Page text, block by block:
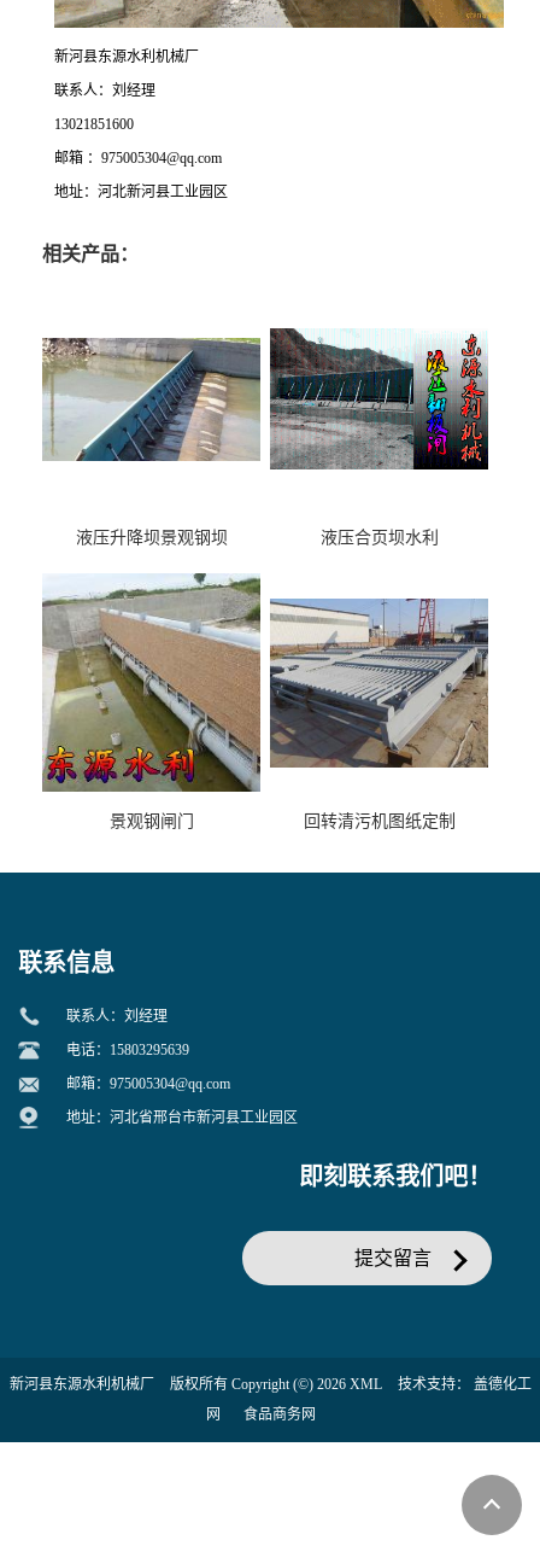
新河县东源水利机械厂
联系人：刘经理
13021851600
邮箱 ：975005304@qq.com
地址：河北新河县工业园区
相关产品：
液压升降坝景观钢坝 液压合页坝水利
景观钢闸门 回转清污机图纸定制
联系信息
联系人：刘经理
电话：15803295639
邮箱： 975005304@qq.com
地址：河北省邢台市新河县工业园区
即刻联系我们吧！
提交留言
新河县东源水利机械厂 版权所有 Copyright (©) 2026 XML 技术支持： 盖德化工
网
食品商务网